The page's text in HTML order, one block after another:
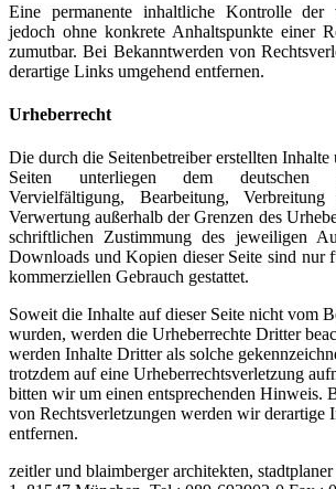
Eine permanente inhaltliche Kontrolle der
jedoch ohne konkrete Anhaltspunkte einer
zumutbar. Bei Bekanntwerden von
derartige Links umgehend entfernen.
Urheberrecht
Die durch die Seitenbetreiber erstellten Inhalte
Seiten unterliegen dem deutschen
Vervielfältigung, Bearbeitung,
Verwertung außerhalb der Grenzen des
schriftlichen Zustimmung des jeweiligen
Downloads und Kopien dieser Seite sind nur
kommerziellen Gebrauch gestattet.
Soweit die Inhalte auf dieser Seite nicht vom
wurden, werden die Urheberrechte Dritter
werden Inhalte Dritter als solche
trotzdem auf eine Urheberrechtsverletzung
bitten wir um einen entsprechenden Hinweis.
von Rechtsverletzungen werden wir derartige
entfernen.
zeitler und blaimberger architekten,